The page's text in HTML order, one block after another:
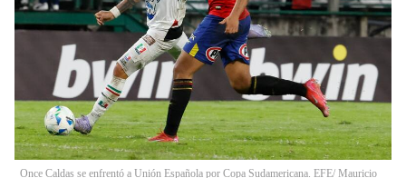
Once Caldas se enfrentó a Unión Española por Copa Sudamericana. EFE/ Mauricio